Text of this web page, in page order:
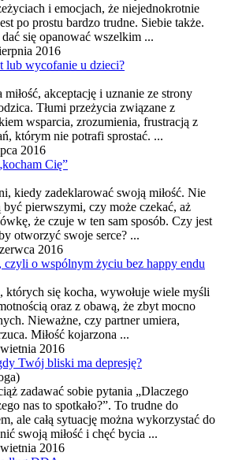
i emocjach, że niejednokrotnie
po prostu bardzo trudne. Siebie także.
się opanować wszelkim ...
2016
lub wycofanie u dzieci?
miłość, akceptację i uznanie ze strony
Tłumi przeżycia związane z
wsparcia, zrozumienia, frustracją z
którym nie potrafi sprostać. ...
2016
Cię”
kiedy zadeklarować swoją miłość. Nie
pierwszymi, czy może czekać, aż
że czuje w ten sam sposób. Czy jest
otworzyć swoje serce? ...
2016
czyli o wspólnym życiu bez happy endu
których się kocha, wywołuje wiele myśli
oraz z obawą, że zbyt mocno
Nieważne, czy partner umiera,
Miłość kojarzona ...
2016
Twój bliski ma depresję?
zadawać sobie pytania „Dlaczego
nas to spotkało?”. To trudne do
ale całą sytuację można wykorzystać do
swoją miłość i chęć bycia ...
2016